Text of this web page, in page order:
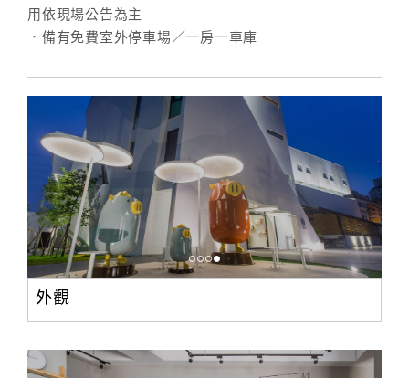
用依現場公告為主
．備有免費室外停車場／一房一車庫
外觀